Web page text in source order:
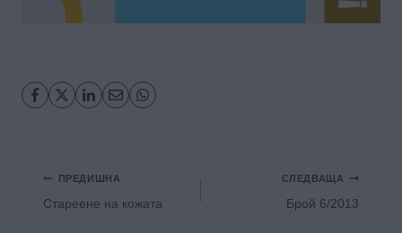
Навигация
ПРЕДИШНА
Стареене на кожата
СЛЕДВАЩА
Брой 6/2013